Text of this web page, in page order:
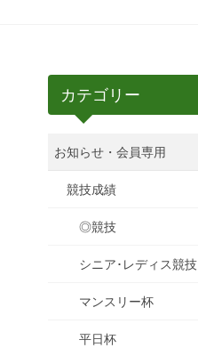
カテゴリー
お知らせ・会員専用
競技成績
◎競技
シニア･レディス競技
マンスリー杯
平日杯